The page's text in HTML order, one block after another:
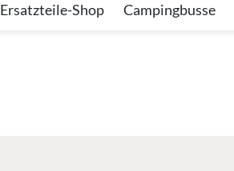
Ersatzteile-Shop Campingbusse